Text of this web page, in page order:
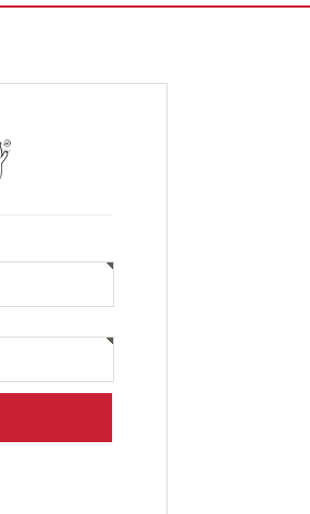
1